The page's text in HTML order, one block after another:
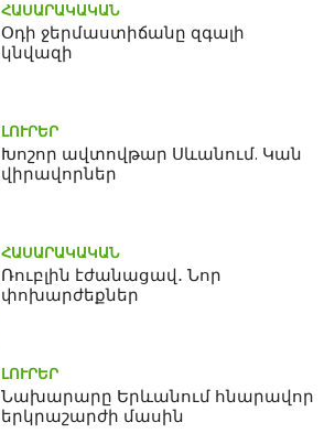
ՀԱՍԱՐԱԿԱԿԱՆ
Օդի ջերմաստիճանը զգալի
կնվազի
ԼՈՒՐԵՐ
Խոշոր ավտովթար Սևանում. Կան
վիրավորներ
ՀԱՍԱՐԱԿԱԿԱՆ
Ռուբլին էժանացավ․ Նոր
փոխարժեքներ
ԼՈՒՐԵՐ
Նախարարը Երևանում հնարավոր
երկրաշարժի մասին